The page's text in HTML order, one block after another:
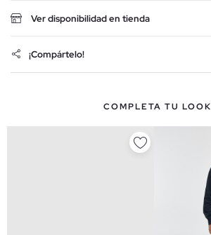
Ver disponibilidad en tienda
¡Compártelo!
COMPLETA TU LOOK